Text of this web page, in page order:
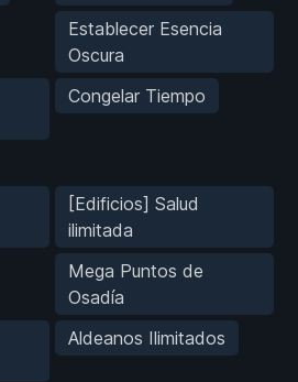
Establecer Esencia
Oscura
Congelar Tiempo
[Edificios] Salud
ilimitada
Mega Puntos de
Osadía
Aldeanos Ilimitados